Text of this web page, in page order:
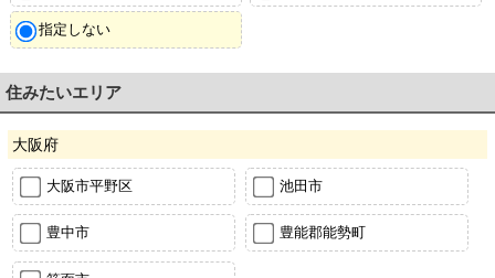
指定しない
住みたいエリア
大阪府
大阪市平野区 池田市
豊中市 豊能郡能勢町